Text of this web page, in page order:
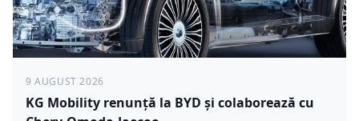
9 AUGUST 2026
KG Mobility renunță la BYD și colaborează cu